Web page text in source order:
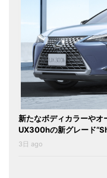
新たなボディカラーやオ
UX300hの新グレード
3日 ago